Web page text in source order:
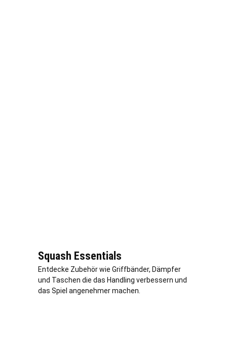
Squash Essentials
Entdecke Zubehör wie Griffbänder, Dämpfer
und Taschen die das Handling verbessern und
das Spiel angenehmer machen.